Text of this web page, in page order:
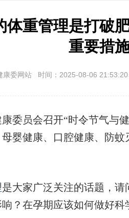
体重管理是打破
重要措
康委网站 时间：2025-08-06
员会召开“时令节气与
婴健康、口腔健康、防
是大家广泛关注的话题，
？在孕期应该如何做好科